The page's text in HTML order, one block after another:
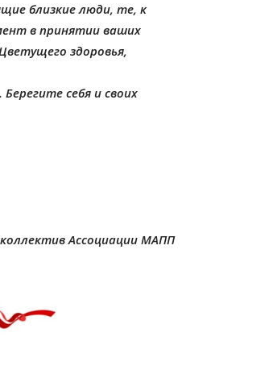
близкие люди, те, к
в принятии ваших
здоровья,
себя и своих
Ассоциации МАПП